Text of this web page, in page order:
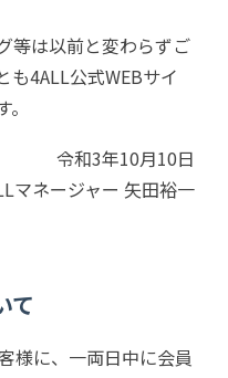
等は以前と変わらずご
も4ALL公式WEBサイ
令和3年10月10日
マネージャー 矢田裕一
て
様に、一両日中に会員